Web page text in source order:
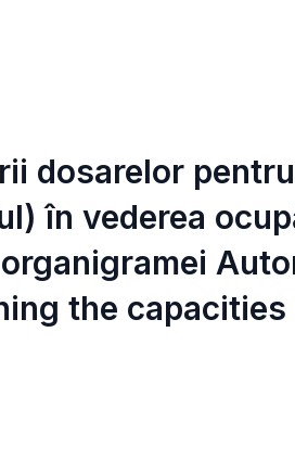
dosarelor
în vederea
the